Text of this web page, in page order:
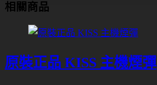
相關商品
原裝正品 KISS 主機煙彈